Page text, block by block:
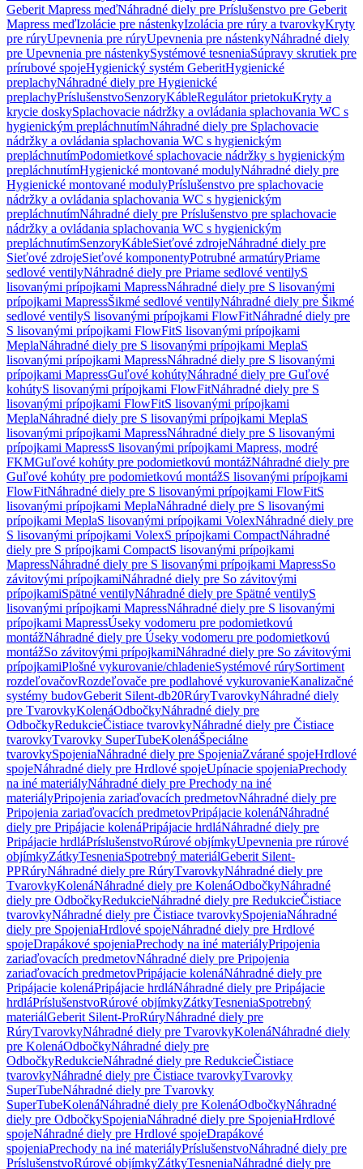
Geberit Mapress meďNáhradné diely pre Príslušenstvo pre Geberit
Mapress meďIzolácie pre nástenkyIzolácia pre rúry a tvarovkyKryty
pre rúryUpevnenia pre rúryUpevnenia pre nástenkyNáhradné diely
pre Upevnenia pre nástenkySystémové tesneniaSúpravy skrutiek pre
prírubové spojeHygienický systém GeberitHygienické
preplachyNáhradné diely pre Hygienické
preplachyPríslušenstvoSenzoryKábleRegulátor prietokuKryty a
krycie doskySplachovacie nádržky a ovládania splachovania WC s
hygienickým prepláchnutímNáhradné diely pre Splachovacie
nádržky a ovládania splachovania WC s hygienickým
prepláchnutímPodomietkové splachovacie nádržky s hygienickým
prepláchnutímHygienické montované modulyNáhradné diely pre
Hygienické montované modulyPríslušenstvo pre splachovacie
nádržky a ovládania splachovania WC s hygienickým
prepláchnutímNáhradné diely pre Príslušenstvo pre splachovacie
nádržky a ovládania splachovania WC s hygienickým
prepláchnutímSenzoryKábleSieťové zdrojeNáhradné diely pre
Sieťové zdrojeSieťové komponentyPotrubné armatúryPriame
sedlové ventilyNáhradné diely pre Priame sedlové ventilyS
lisovanými prípojkami MapressNáhradné diely pre S lisovanými
prípojkami MapressŠikmé sedlové ventilyNáhradné diely pre Šikmé
sedlové ventilyS lisovanými prípojkami FlowFitNáhradné diely pre
S lisovanými prípojkami FlowFitS lisovanými prípojkami
MeplaNáhradné diely pre S lisovanými prípojkami MeplaS
lisovanými prípojkami MapressNáhradné diely pre S lisovanými
prípojkami MapressGuľové kohútyNáhradné diely pre Guľové
kohútyS lisovanými prípojkami FlowFitNáhradné diely pre S
lisovanými prípojkami FlowFitS lisovanými prípojkami
MeplaNáhradné diely pre S lisovanými prípojkami MeplaS
lisovanými prípojkami MapressNáhradné diely pre S lisovanými
prípojkami MapressS lisovanými prípojkami Mapress, modré
FKMGuľové kohúty pre podomietkovú montážNáhradné diely pre
Guľové kohúty pre podomietkovú montážS lisovanými prípojkami
FlowFitNáhradné diely pre S lisovanými prípojkami FlowFitS
lisovanými prípojkami MeplaNáhradné diely pre S lisovanými
prípojkami MeplaS lisovanými prípojkami VolexNáhradné diely pre
S lisovanými prípojkami VolexS prípojkami CompactNáhradné
diely pre S prípojkami CompactS lisovanými prípojkami
MapressNáhradné diely pre S lisovanými prípojkami MapressSo
závitovými prípojkamiNáhradné diely pre So závitovými
prípojkamiSpätné ventilyNáhradné diely pre Spätné ventilyS
lisovanými prípojkami MapressNáhradné diely pre S lisovanými
prípojkami MapressÚseky vodomeru pre podomietkovú
montážNáhradné diely pre Úseky vodomeru pre podomietkovú
montážSo závitovými prípojkamiNáhradné diely pre So závitovými
prípojkamiPlošné vykurovanie/chladenieSystémové rúrySortiment
rozdeľovačovRozdeľovače pre podlahové vykurovanieKanalizačné
systémy budovGeberit Silent-db20RúryTvarovkyNáhradné diely
pre TvarovkyKolenáOdbočkyNáhradné diely pre
OdbočkyRedukcieČistiace tvarovkyNáhradné diely pre Čistiace
tvarovkyTvarovky SuperTubeKolenáŠpeciálne
tvarovkySpojeniaNáhradné diely pre SpojeniaZvárané spojeHrdlové
spojeNáhradné diely pre Hrdlové spojeUpínacie spojeniaPrechody
na iné materiályNáhradné diely pre Prechody na iné
materiályPripojenia zariaďovacích predmetovNáhradné diely pre
Pripojenia zariaďovacích predmetovPripájacie kolenáNáhradné
diely pre Pripájacie kolenáPripájacie hrdláNáhradné diely pre
Pripájacie hrdláPríslušenstvoRúrové objímkyUpevnenia pre rúrové
objímkyZátkyTesneniaSpotrebný materiálGeberit Silent-
PPRúryNáhradné diely pre RúryTvarovkyNáhradné diely pre
TvarovkyKolenáNáhradné diely pre KolenáOdbočkyNáhradné
diely pre OdbočkyRedukcieNáhradné diely pre RedukcieČistiace
tvarovkyNáhradné diely pre Čistiace tvarovkySpojeniaNáhradné
diely pre SpojeniaHrdlové spojeNáhradné diely pre Hrdlové
spojeDrapákové spojeniaPrechody na iné materiályPripojenia
zariaďovacích predmetovNáhradné diely pre Pripojenia
zariaďovacích predmetovPripájacie kolenáNáhradné diely pre
Pripájacie kolenáPripájacie hrdláNáhradné diely pre Pripájacie
hrdláPríslušenstvoRúrové objímkyZátkyTesneniaSpotrebný
materiálGeberit Silent-ProRúryNáhradné diely pre
RúryTvarovkyNáhradné diely pre TvarovkyKolenáNáhradné diely
pre KolenáOdbočkyNáhradné diely pre
OdbočkyRedukcieNáhradné diely pre RedukcieČistiace
tvarovkyNáhradné diely pre Čistiace tvarovkyTvarovky
SuperTubeNáhradné diely pre Tvarovky
SuperTubeKolenáNáhradné diely pre KolenáOdbočkyNáhradné
diely pre OdbočkySpojeniaNáhradné diely pre SpojeniaHrdlové
spojeNáhradné diely pre Hrdlové spojeDrapákové
spojeniaPrechody na iné materiályPríslušenstvoNáhradné diely pre
PríslušenstvoRúrové objímkyZátkyTesneniaNáhradné diely pre